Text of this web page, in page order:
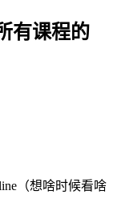
有课程的
（想啥时候看啥